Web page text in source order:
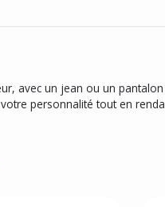
avec un jean ou un
personnalité tout en